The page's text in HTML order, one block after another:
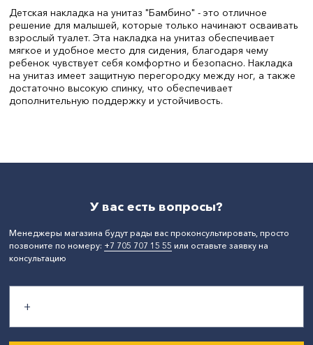
Детская накладка на унитаз "Бамбино" - это отличное
решение для малышей, которые только начинают осваивать
взрослый туалет. Эта накладка на унитаз обеспечивает
мягкое и удобное место для сидения, благодаря чему
ребенок чувствует себя комфортно и безопасно. Накладка
на унитаз имеет защитную перегородку между ног, а также
достаточно высокую спинку, что обеспечивает
дополнительную поддержку и устойчивость.
У вас есть вопросы?
Менеджеры магазина будут рады вас проконсультировать, просто
позвоните по номеру: +7 705 707 15 55 или оставьте заявку на
консультацию